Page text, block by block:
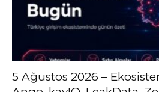
5 Ağustos 2026 –